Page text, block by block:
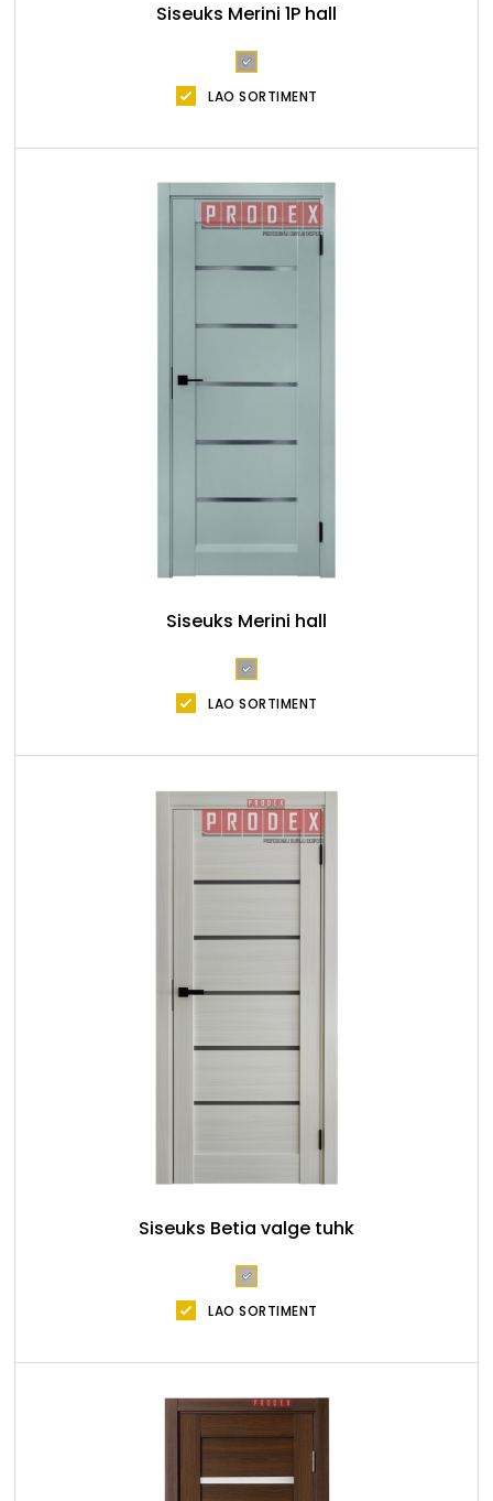
Siseuks Merini 1P hall
LAO SORTIMENT
Siseuks Merini hall
LAO SORTIMENT
Siseuks Betia valge tuhk
LAO SORTIMENT